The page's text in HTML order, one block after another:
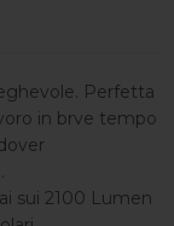
Perfetta
in brve tempo
sui 2100 Lumen